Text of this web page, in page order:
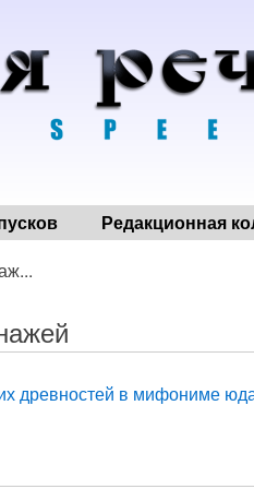
Редакционная
древностей в мифониме